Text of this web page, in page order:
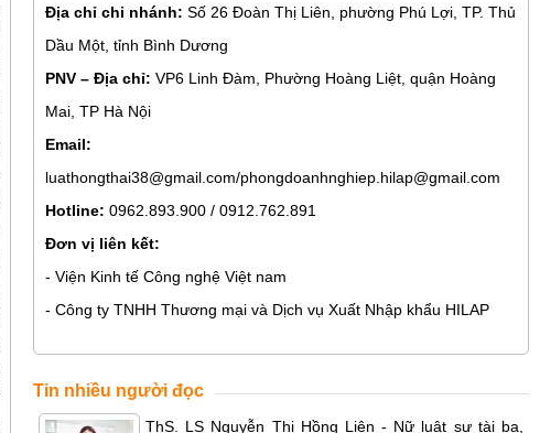
Địa chỉ chi nhánh: Số 26 Đoàn Thị Liên, phường Phú Lợi, TP. Thủ
Dầu Một, tỉnh Bình Dương
PNV – Địa chỉ: VP6 Linh Đàm, Phường Hoàng Liệt, quận Hoàng
Mai, TP Hà Nội
Email:
luathongthai38@gmail.com/phongdoanhnghiep.hilap@gmail.com
Hotline: 0962.893.900 / 0912.762.891
Đơn vị liên kết:
- Viện Kinh tế Công nghệ Việt nam
- Công ty TNHH Thương mại và Dịch vụ Xuất Nhập khẩu HILAP
Tin nhiều người đọc
ThS. LS Nguyễn Thị Hồng Liên - Nữ luật sư tài ba,